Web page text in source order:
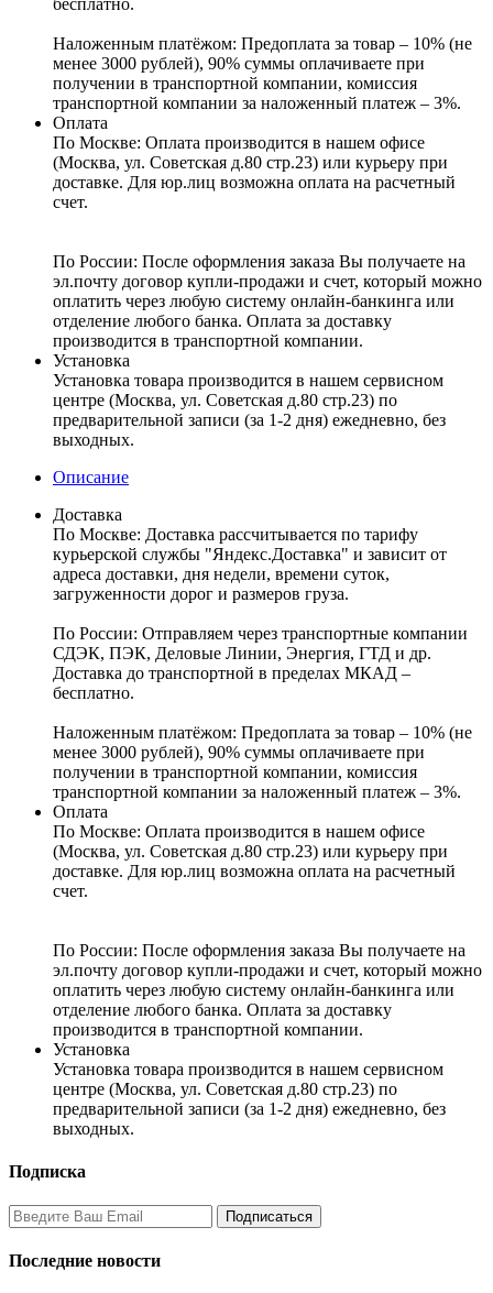
Наложенным платёжом: Предоплата за товар – 10% (не
менее 3000 рублей), 90% суммы оплачиваете при
получении в транспортной компании, комиссия
транспортной компании за наложенный платеж – 3%.
Оплата
По Москве: Оплата производится в нашем офисе
(Москва, ул. Советская д.80 стр.23) или курьеру при
доставке. Для юр.лиц возможна оплата на расчетный
счет.
По России: После оформления заказа Вы получаете на
эл.почту договор купли-продажи и счет, который можно
оплатить через любую систему онлайн-банкинга или
отделение любого банка. Оплата за доставку
производится в транспортной компании.
Установка
Установка товара производится в нашем сервисном
центре (Москва, ул. Советская д.80 стр.23) по
предварительной записи (за 1-2 дня) ежедневно, без
выходных.
Описание
Доставка
По Москве: Доставка рассчитывается по тарифу
курьерской службы "Яндекс.Доставка" и зависит от
адреса доставки, дня недели, времени суток,
загруженности дорог и размеров груза.
По России: Отправляем через транспортные компании
СДЭК, ПЭК, Деловые Линии, Энергия, ГТД и др.
Доставка до транспортной в пределах МКАД –
бесплатно.
Наложенным платёжом: Предоплата за товар – 10% (не
менее 3000 рублей), 90% суммы оплачиваете при
получении в транспортной компании, комиссия
транспортной компании за наложенный платеж – 3%.
Оплата
По Москве: Оплата производится в нашем офисе
(Москва, ул. Советская д.80 стр.23) или курьеру при
доставке. Для юр.лиц возможна оплата на расчетный
счет.
По России: После оформления заказа Вы получаете на
эл.почту договор купли-продажи и счет, который можно
оплатить через любую систему онлайн-банкинга или
отделение любого банка. Оплата за доставку
производится в транспортной компании.
Установка
Установка товара производится в нашем сервисном
центре (Москва, ул. Советская д.80 стр.23) по
предварительной записи (за 1-2 дня) ежедневно, без
выходных.
Подписка
Последние новости